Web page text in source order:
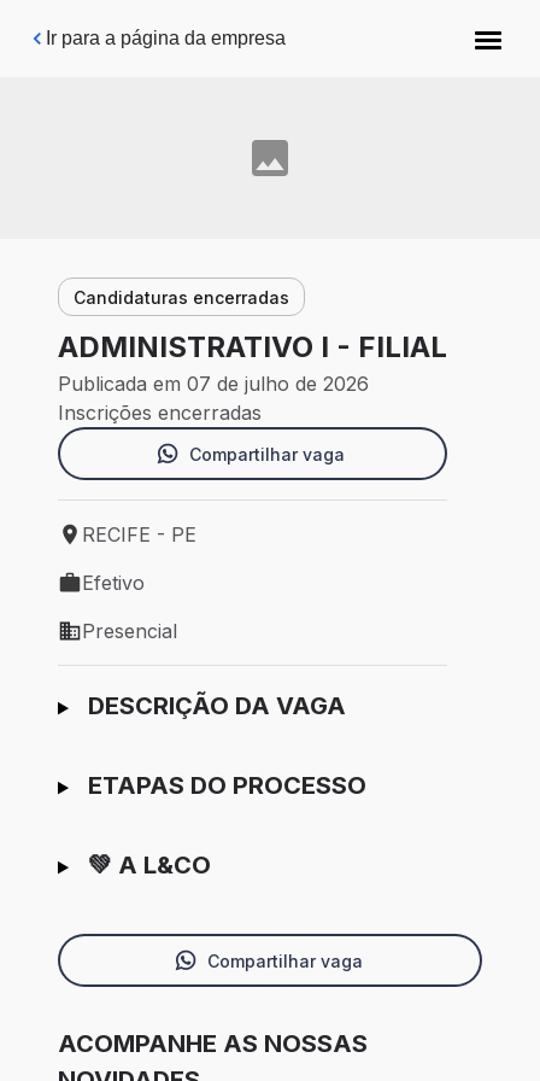
Pular para o conteúdo principal
Ir para a página da empresa
Candidaturas encerradas
ADMINISTRATIVO I - FILIAL
Publicada em 07 de julho de 2026
Inscrições encerradas
Compartilhar vaga
Local de trabalho: RECIFE - PE
RECIFE - PE
Tipo de vaga: Efetivo
Efetivo
Modelo de trabalho: Presencial
Presencial
Ir para candidatura
DESCRIÇÃO DA VAGA
ETAPAS DO PROCESSO
💚 A L&CO
Compartilhar vaga
ACOMPANHE AS NOSSAS